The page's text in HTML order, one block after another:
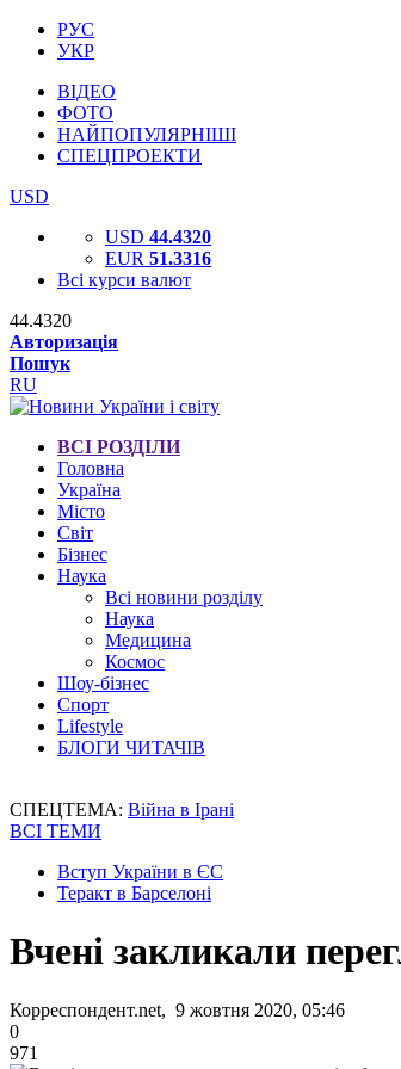
РУС
УКР
ВІДЕО
ФОТО
НАЙПОПУЛЯРНІШІ
СПЕЦПРОЕКТИ
USD
USD 44.4320
EUR 51.3316
Всі курси валют
44.4320
Авторизація
Пошук
RU
ВСІ РОЗДІЛИ
Головна
Україна
Місто
Світ
Бізнес
Наука
Всі новини розділу
Наука
Медицина
Космос
Шоу-бізнес
Спорт
Lifestyle
БЛОГИ ЧИТАЧІВ
СПЕЦТЕМА: Війна в Ірані
ВСІ ТЕМИ
Вступ України в ЄС
Теракт в Барселоні
Вчені закликали
Корреспондент.net, 9 жовтня 2020, 05:46
0
971